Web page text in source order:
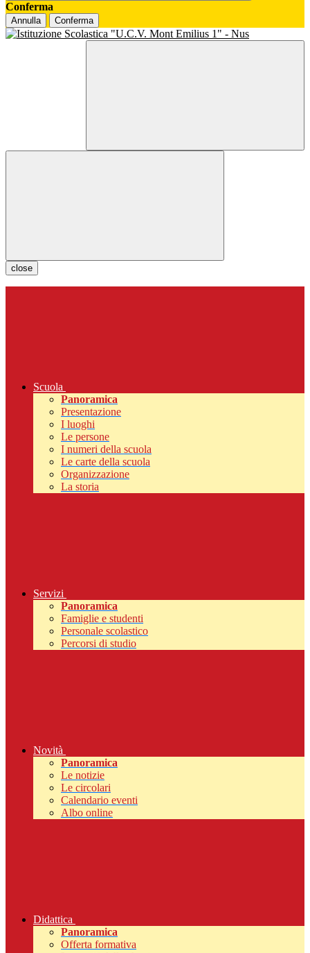
Conferma
Annulla Conferma
close
Scuola
Panoramica
Presentazione
I luoghi
Le persone
I numeri della scuola
Le carte della scuola
Organizzazione
La storia
Servizi
Panoramica
Famiglie e studenti
Personale scolastico
Percorsi di studio
Novità
Panoramica
Le notizie
Le circolari
Calendario eventi
Albo online
Didattica
Panoramica
Offerta formativa